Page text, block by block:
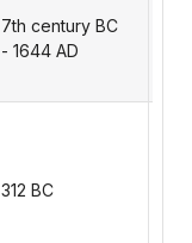
7th century BC
- 1644 AD
312 BC